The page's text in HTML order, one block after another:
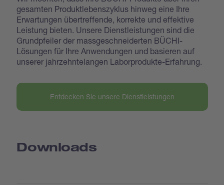
gesamten Produktlebenszyklus hinweg eine Ihre
Erwartungen übertreffende, korrekte und effektive
Leistung bieten. Unsere Dienstleistungen sind die
Grundpfeiler der massgeschneiderten BÜCHI-
Lösungen für Ihre Anwendungen und basieren auf
unserer jahrzehntelangen Laborprodukte-Erfahrung.
Entdecken Sie unsere Dienstleistungen
Downloads